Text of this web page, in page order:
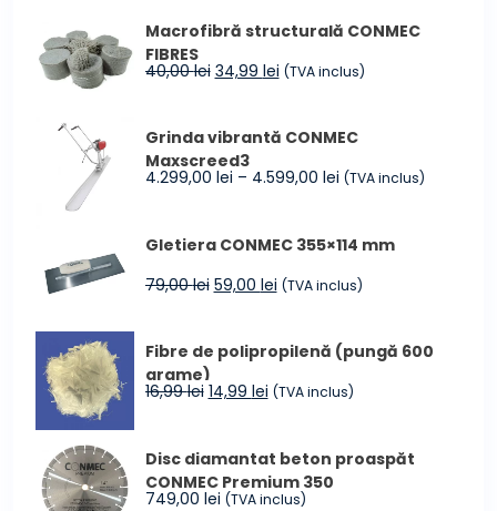
Macrofibră structurală CONMEC
FIBRES
40,00lei Prețul
fost:
40,00 lei.
34,99 leiPrețul
34,99 lei.
(TVA inclus)
Grinda vibrantă CONMEC
Maxscreed3
4.299,00 lei – 4.599,00 leiInterval
4.299,00 lei
la
(TVA inclus)
Gletiera CONMEC 355×114 mm
79,00lei Prețul
fost:
59,00 leiPrețul
59,00 lei.
(TVA inclus)
Fibre de polipropilenă (pungă 600
grame)
16,99lei Prețul
fost:
16,99 lei.
14,99 leiPrețul
14,99 lei.
(TVA inclus)
Disc diamantat beton proaspăt
CONMEC Premium 350
749,00 lei (TVA inclus)